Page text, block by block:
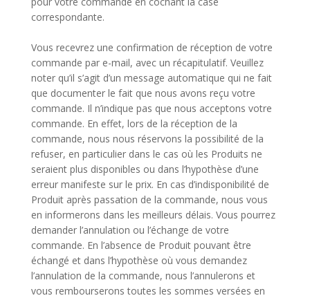
correspondante.
Vous recevrez une confirmation de réception de votre
commande par e-mail, avec un récapitulatif. Veuillez
noter qu’il s’agit d’un message automatique qui ne fait
que documenter le fait que nous avons reçu votre
commande. Il n’indique pas que nous acceptons votre
commande. En effet, lors de la réception de la
commande, nous nous réservons la possibilité de la
refuser, en particulier dans le cas où les Produits ne
seraient plus disponibles ou dans l’hypothèse d’une
erreur manifeste sur le prix. En cas d’indisponibilité de
Produit après passation de la commande, nous vous
en informerons dans les meilleurs délais. Vous pourrez
demander l’annulation ou l’échange de votre
commande. En l’absence de Produit pouvant être
échangé et dans l’hypothèse où vous demandez
l’annulation de la commande, nous l’annulerons et
vous rembourserons toutes les sommes versées en